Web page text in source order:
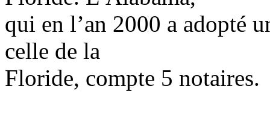
qui en l’an 2000 a adopté
celle de la
Floride, compte 5 notaires.